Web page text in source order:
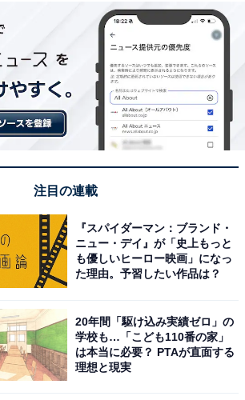
は入場無料！ 日本最大級・1000頭
のトマトの木
総面積約150ヘクタールの日本最大
注目の連載
『スパイダーマン：ブランド・
ニュー・デイ』が「史上もっと
も優しいヒーロー映画」になっ
た理由。予習したい作品は？
20年間「駆け込み実績ゼロ」の
学校も…「こども110番の家」
は本当に必要？ PTAが直面する
理想と現実